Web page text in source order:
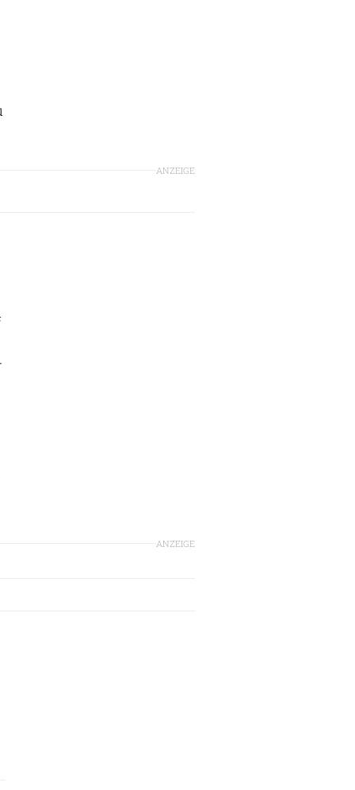
ANZEIGE
ANZEIGE